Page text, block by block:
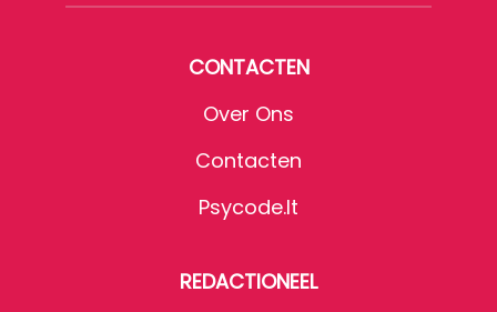
CONTACTEN
Over Ons
Contacten
Psycode.it
REDACTIONEEL